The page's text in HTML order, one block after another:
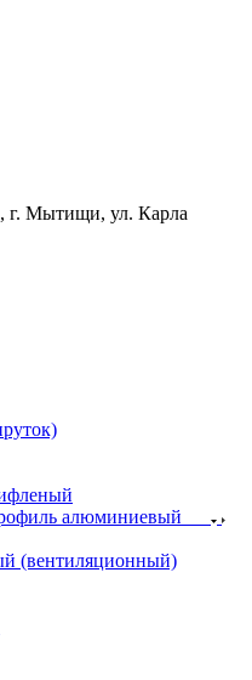
г. Мытищи, ул. Карла
алюминиевый
(вентиляционный)